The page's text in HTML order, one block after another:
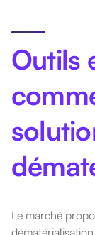
Outils
Le marché